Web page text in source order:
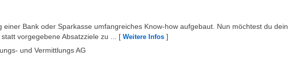
einer Bank oder Sparkasse umfangreiches Know-how aufgebaut. Nun möchtest du
vorgegebene Absatzziele zu ...
[ Weitere Infos ]
und Vermittlungs AG